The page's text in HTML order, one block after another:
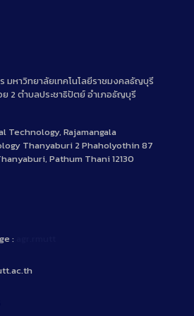
มหาวิทยาลัยเทคโนโลยีราชมงคลธัญบุรี
2 ตำบลประชาธิปัตย์ อำเภอธัญบุรี
Technology, Rajamangala
Thanyaburi 2 Phaholyothin 87
Pathum Thani 12130
: